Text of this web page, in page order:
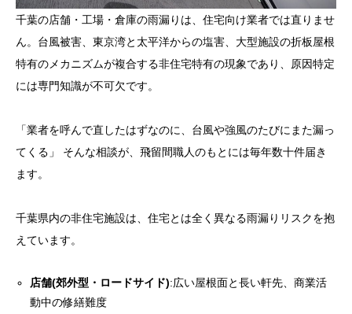
千葉の店舗・工場・倉庫の雨漏りは、住宅向け業者では直りませ
ん。台風被害、東京湾と太平洋からの塩害、大型施設の折板屋根
特有のメカニズムが複合する非住宅特有の現象であり、原因特定
には専門知識が不可欠です。
「業者を呼んで直したはずなのに、台風や強風のたびにまた漏っ
てくる」 そんな相談が、飛留間職人のもとには毎年数十件届き
ます。
千葉県内の非住宅施設は、住宅とは全く異なる雨漏りリスクを抱
えています。
店舗(郊外型・ロードサイド):広い屋根面と長い軒先、商業活
動中の修繕難度